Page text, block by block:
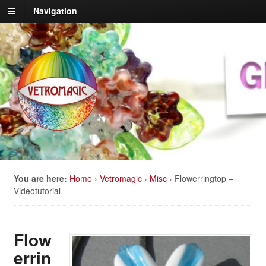
Navigation
You are here: Home › Vetromagic › Misc › Flowerringtop –
Videotutorial
Flow
errin